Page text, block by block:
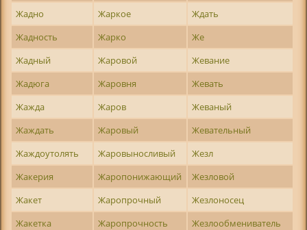
Жадно
Жаркое
Ждать
Жадность
Жарко
Же
Жадный
Жаровой
Жевание
Жадюга
Жаровня
Жевать
Жажда
Жаров
Жеваный
Жаждать
Жаровый
Жевательный
Жаждоутолять
Жаровыносливый
Жезл
Жакерия
Жаропонижающий
Жезловой
Жакет
Жаропрочный
Жезлоносец
Жакетка
Жаропрочность
Жезлообмениватель